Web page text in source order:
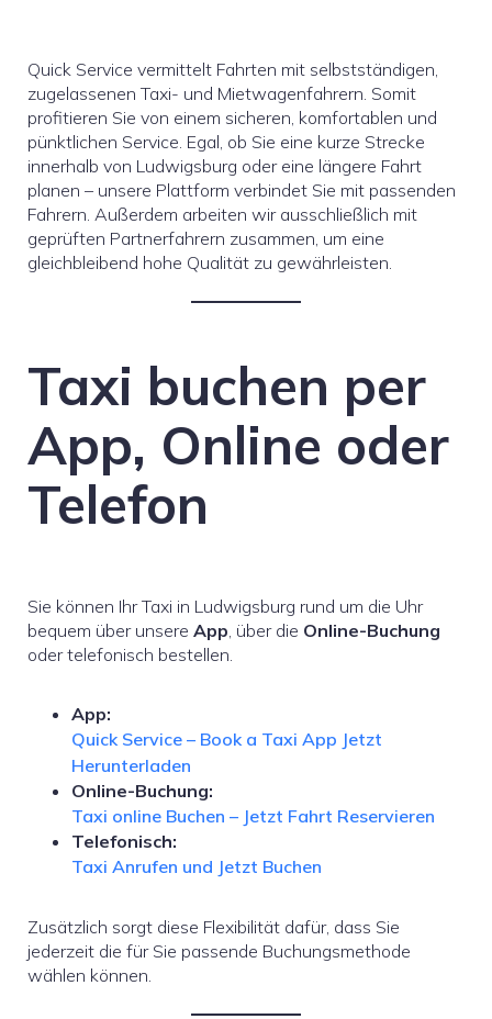
Quick Service vermittelt Fahrten mit selbstständigen,
zugelassenen Taxi- und Mietwagenfahrern. Somit
profitieren Sie von einem sicheren, komfortablen und
pünktlichen Service. Egal, ob Sie eine kurze Strecke
innerhalb von Ludwigsburg oder eine längere Fahrt
planen – unsere Plattform verbindet Sie mit passenden
Fahrern. Außerdem arbeiten wir ausschließlich mit
geprüften Partnerfahrern zusammen, um eine
gleichbleibend hohe Qualität zu gewährleisten.
Taxi buchen per
App, Online oder
Telefon
Sie können Ihr Taxi in Ludwigsburg rund um die Uhr
bequem über unsere App, über die Online-Buchung
oder telefonisch bestellen.
App:
Quick Service – Book a Taxi App Jetzt
Herunterladen
Online-Buchung:
Taxi online Buchen – Jetzt Fahrt Reservieren
Telefonisch:
Taxi Anrufen und Jetzt Buchen
Zusätzlich sorgt diese Flexibilität dafür, dass Sie
jederzeit die für Sie passende Buchungsmethode
wählen können.